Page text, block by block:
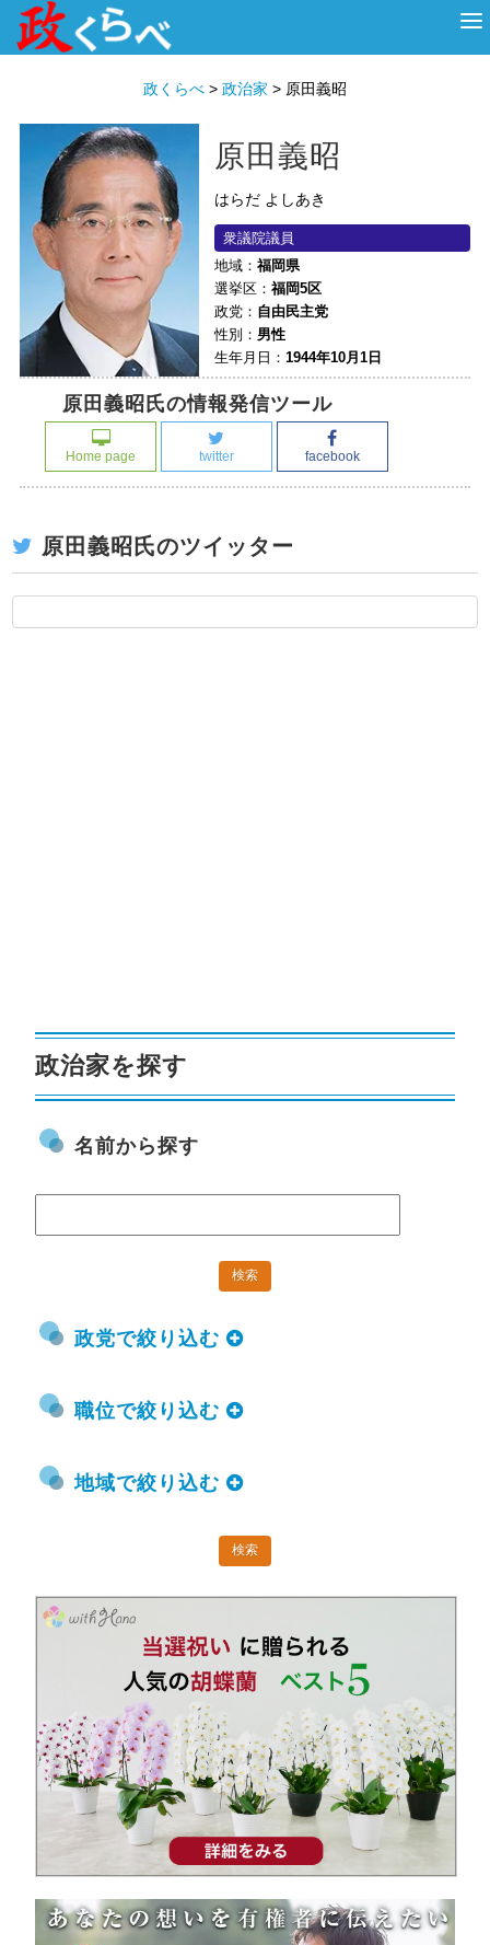
政くらべ > 政治家 > 原田義昭
原田義昭
はらだ よしあき
衆議院議員
地域： 福岡県
選挙区： 福岡5区
政党： 自由民主党
性別： 男性
生年月日： 1944年10月1日
原田義昭氏の情報発信ツール
Home page twitter facebook
原田義昭氏のツイッター
政治家を探す
名前から探す
政党で絞り込む
職位で絞り込む
地域で絞り込む